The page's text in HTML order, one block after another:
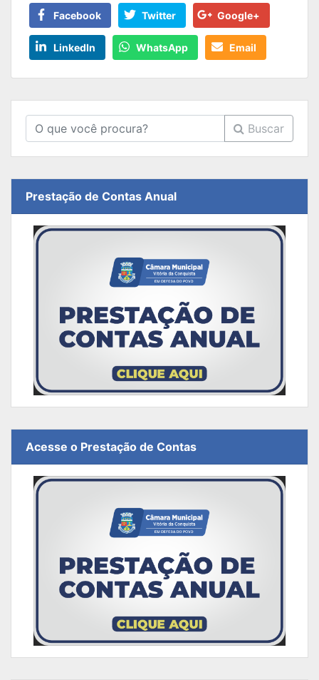
Facebook Twitter Google+
LinkedIn WhatsApp Email
Buscar
Prestação de Contas Anual
Acesse o Prestação de Contas